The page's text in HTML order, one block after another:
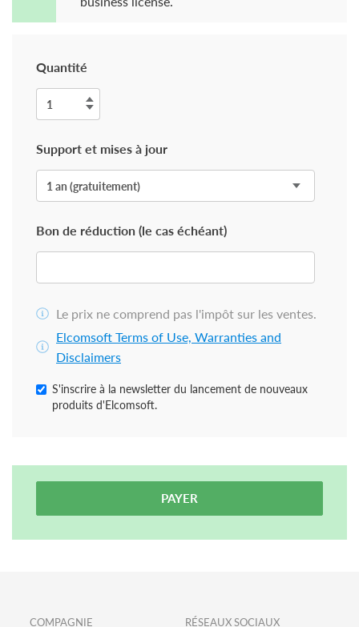
Quantité
Support et mises à jour
Bon de réduction (le cas échéant)
Le prix ne comprend pas l'impôt sur les ventes.
Elcomsoft Terms of Use, Warranties and
Disclaimers
S'inscrire à la newsletter du lancement de nouveaux
produits d'Elcomsoft.
PAYER
COMPAGNIE RÉSEAUX SOCIAUX